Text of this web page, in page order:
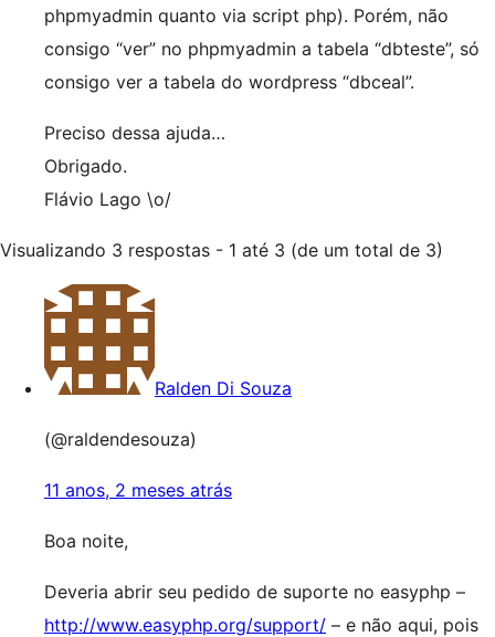
phpmyadmin quanto via script php). Porém, não
consigo “ver” no phpmyadmin a tabela “dbteste”, só
consigo ver a tabela do wordpress “dbceal”.
Preciso dessa ajuda…
Obrigado.
Flávio Lago \o/
Visualizando 3 respostas - 1 até 3 (de um total de 3)
Ralden Di Souza
(@raldendesouza)
11 anos, 2 meses atrás
Boa noite,
Deveria abrir seu pedido de suporte no easyphp –
http://www.easyphp.org/support/ – e não aqui, pois